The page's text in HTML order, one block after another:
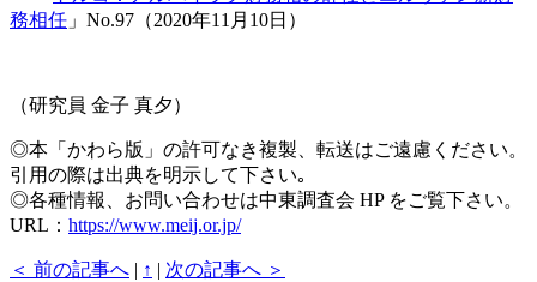
務相任 」No.97（2020年11月10日）
（研究員 金子 真夕）
◎本「かわら版」の許可なき複製、転送はご遠慮ください。
引用の際は出典を明示して下さい｡
◎各種情報、お問い合わせは中東調査会 HP をご覧下さい。
URL： https://www.meij.or.jp/
＜ 前の記事へ | ↑ | 次の記事へ ＞